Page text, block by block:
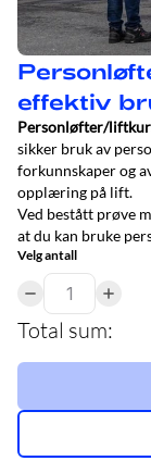
effektiv
Personløfter/
sikker bruk av
forkunnskaper og
opplæring på lift.
Ved bestått prøve
at du kan bruke
Velg antall
Total sum: